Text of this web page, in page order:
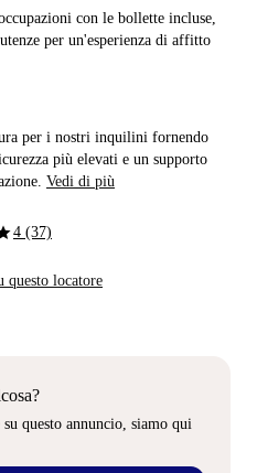
con le bollette incluse,
per un'esperienza di affitto
per i nostri inquilini fornendo
più elevati e un supporto
Vedi di più
4 (37)
locatore
questo annuncio, siamo qui